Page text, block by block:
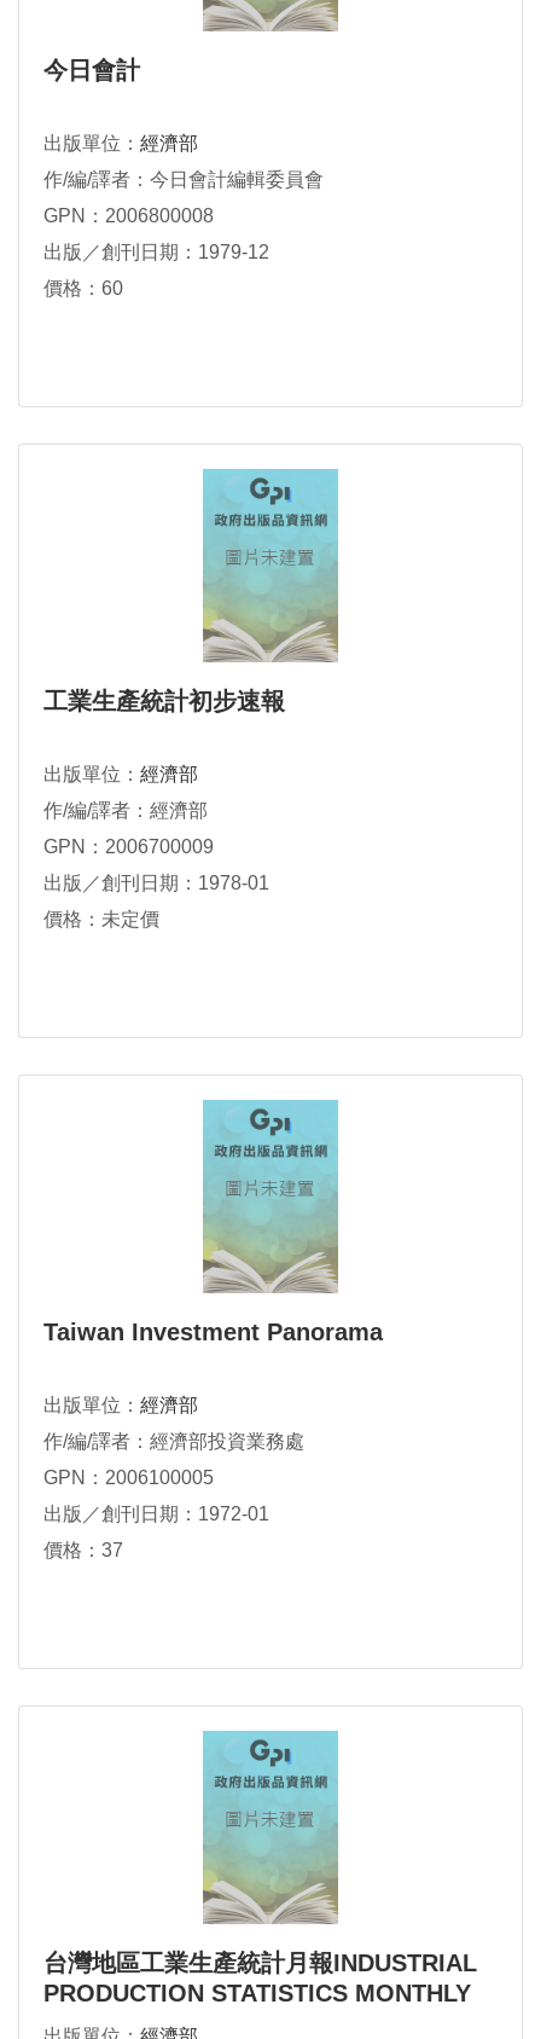
今日會計
出版單位： 經濟部
作/編/譯者：今日會計編輯委員會
GPN：2006800008
出版／創刊日期：1979-12
價格：60
工業生產統計初步速報
出版單位： 經濟部
作/編/譯者：經濟部
GPN：2006700009
出版／創刊日期：1978-01
價格：未定價
Taiwan Investment Panorama
出版單位： 經濟部
作/編/譯者：經濟部投資業務處
GPN：2006100005
出版／創刊日期：1972-01
價格：37
台灣地區工業生產統計月報INDUSTRIAL
PRODUCTION STATISTICS MONTHLY
TAIWAN AREA, THE REPUBLIC OF